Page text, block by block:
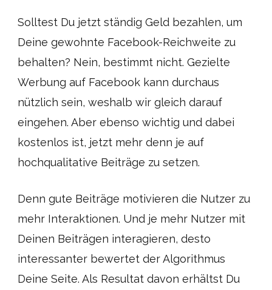
Solltest Du jetzt ständig Geld bezahlen, um
Deine gewohnte Facebook-Reichweite zu
behalten? Nein, bestimmt nicht. Gezielte
Werbung auf Facebook kann durchaus
nützlich sein, weshalb wir gleich darauf
eingehen. Aber ebenso wichtig und dabei
kostenlos ist, jetzt mehr denn je auf
hochqualitative Beiträge zu setzen.
Denn gute Beiträge motivieren die Nutzer zu
mehr Interaktionen. Und je mehr Nutzer mit
Deinen Beiträgen interagieren, desto
interessanter bewertet der Algorithmus
Deine Seite. Als Resultat davon erhältst Du